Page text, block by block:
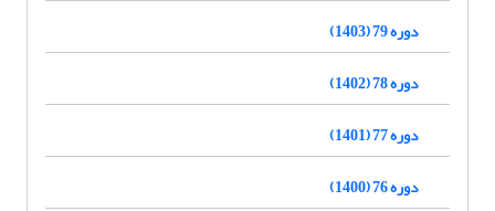
دوره 79 (1403)
دوره 78 (1402)
دوره 77 (1401)
دوره 76 (1400)